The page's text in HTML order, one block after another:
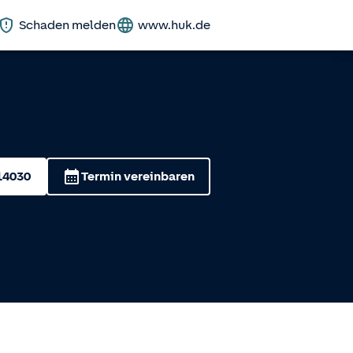
Schaden melden www.huk.de
Termin vereinbaren